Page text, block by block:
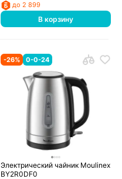
до 2 899
В корзину
-26% 0-0-24
Электрический чайник Moulinex
BY2R0DF0